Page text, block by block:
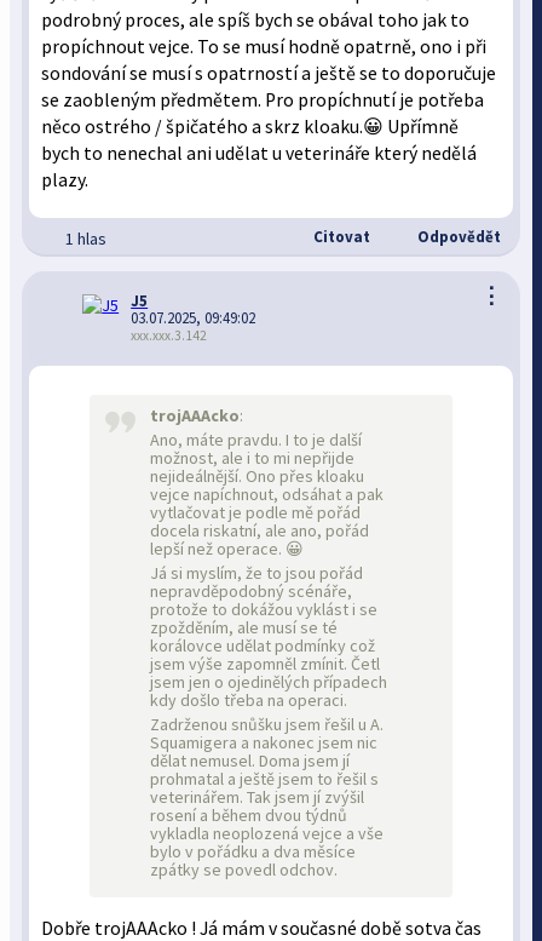
podrobný proces, ale spíš bych se obával toho jak to
propíchnout vejce. To se musí hodně opatrně, ono i při
sondování se musí s opatrností a ještě se to doporučuje
se zaobleným předmětem. Pro propíchnutí je potřeba
něco ostrého / špičatého a skrz kloaku.😀 Upřímně
bych to nenechal ani udělat u veterináře který nedělá
plazy.
1 hlas Citovat Odpovědět
⋮
J5
03.07.2025, 09:49:02
xxx.xxx.3.142
trojAAAcko:
Ano, máte pravdu. I to je další
možnost, ale i to mi nepřijde
nejideálnější. Ono přes kloaku
vejce napíchnout, odsáhat a pak
vytlačovat je podle mě pořád
docela riskatní, ale ano, pořád
lepší než operace. 😀
Já si myslím, že to jsou pořád
nepravděpodobný scénáře,
protože to dokážou vyklást i se
zpožděním, ale musí se té
korálovce udělat podmínky což
jsem výše zapomněl zmínit. Četl
jsem jen o ojedinělých případech
kdy došlo třeba na operaci.
Zadrženou snůšku jsem řešil u A.
Squamigera a nakonec jsem nic
dělat nemusel. Doma jsem jí
prohmatal a ještě jsem to řešil s
veterinářem. Tak jsem jí zvýšil
rosení a během dvou týdnů
vykladla neoplozená vejce a vše
bylo v pořádku a dva měsíce
zpátky se povedl odchov.
Dobře trojAAAcko ! Já mám v současné době sotva čas